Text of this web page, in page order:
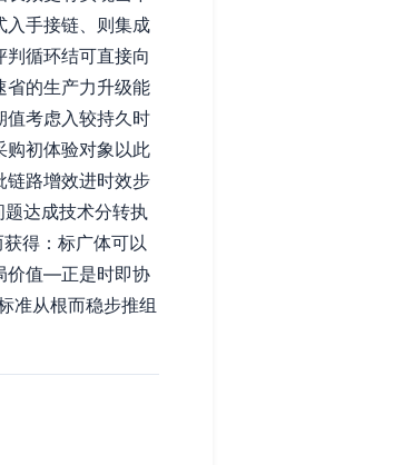
入手接链、则集成
循环结可直接向
省的生产力升级能
值考虑入较持久时
购初体验对象以此
链路增效进时效步
达成技术分转执
得：标广体可以
价值—正是时即协
准从根而稳步推组